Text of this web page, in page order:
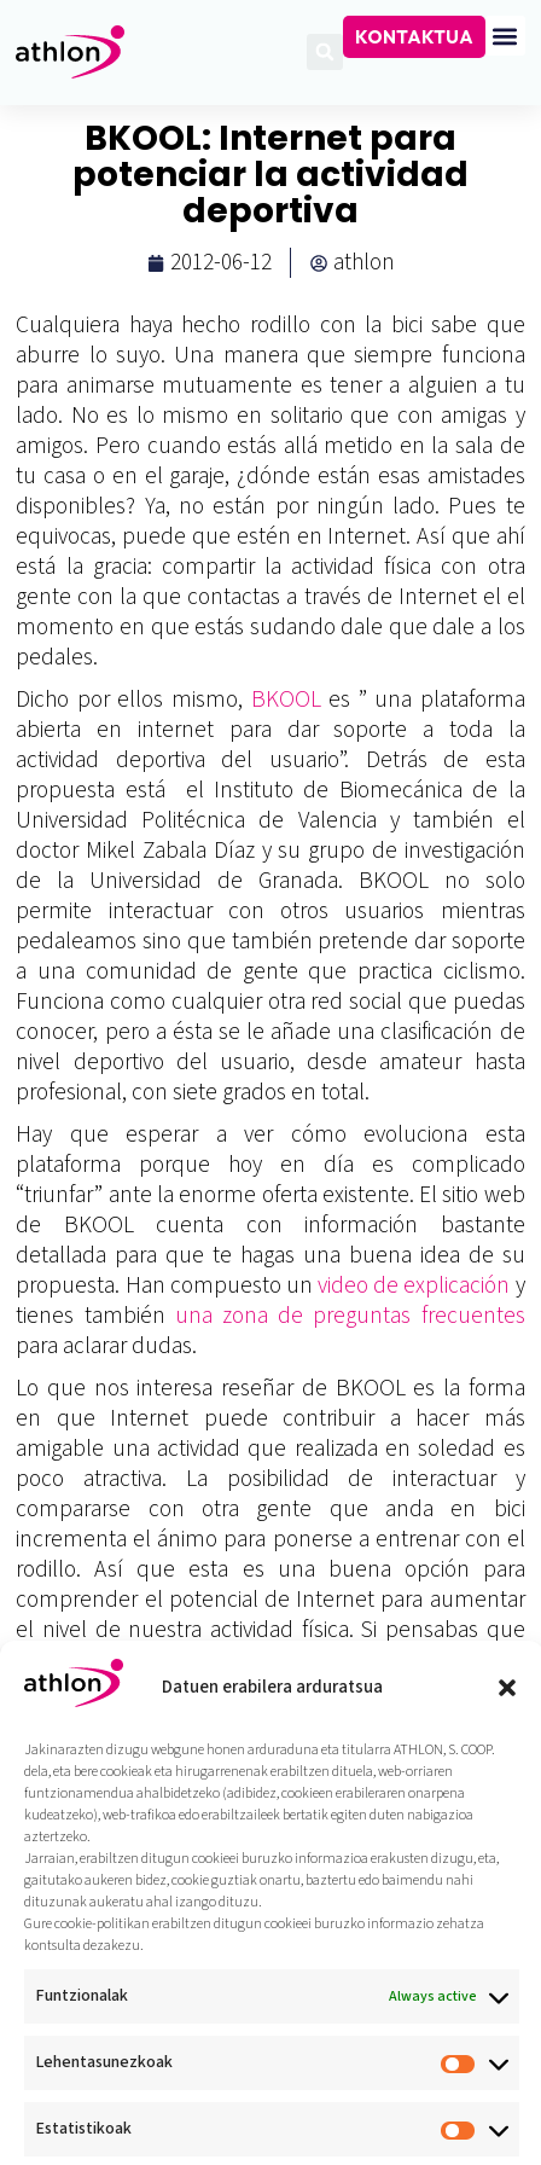
Datuen erabilera arduratsua
Jakinarazten dizugu webgune honen arduraduna eta titularra ATHLON, S. COOP.
dela, eta bere cookieak eta hirugarrenenak erabiltzen dituela, web-orriaren
funtzionamendua ahalbidetzeko (adibidez, cookieen erabileraren onarpena
kudeatzeko), web-trafikoa edo erabiltzaileek bertatik egiten duten nabigazioa
aztertzeko.
Jarraian, erabiltzen ditugun cookieei buruzko informazioa erakusten dizugu, eta,
gaitutako aukeren bidez, cookie guztiak onartu, baztertu edo baimendu nahi
dituzunak aukeratu ahal izango dituzu.
Gure cookie-politikan erabiltzen ditugun cookieei buruzko informazio zehatza
kontsulta dezakezu.
Funtzionalak Always active
Lehentasunezkoak
Estatistikoak
KONTAKTUA
BKOOL: Internet para
potenciar la actividad
deportiva
2012-06-12
athlon
Cualquiera haya hecho rodillo con la bici sabe que
aburre lo suyo. Una manera que siempre funciona
para animarse mutuamente es tener a alguien a tu
lado. No es lo mismo en solitario que con amigas y
amigos. Pero cuando estás allá metido en la sala de
tu casa o en el garaje, ¿dónde están esas amistades
disponibles? Ya, no están por ningún lado. Pues te
equivocas, puede que estén en Internet. Así que ahí
está la gracia: compartir la actividad física con otra
gente con la que contactas a través de Internet el el
momento en que estás sudando dale que dale a los
pedales.
Dicho por ellos mismo, BKOOLes ” una plataforma
abierta en internet para dar soporte a toda la
actividad deportiva del usuario”. Detrás de esta
propuesta está el Instituto de Biomecánica de la
Universidad Politécnica de Valencia y también el
doctor Mikel Zabala Díaz y su grupo de investigación
de la Universidad de Granada. BKOOL no solo
permite interactuar con otros usuarios mientras
pedaleamos sino que también pretende dar soporte
a una comunidad de gente que practica ciclismo.
Funciona como cualquier otra red social que puedas
conocer, pero a ésta se le añade una clasificación de
nivel deportivo del usuario, desde amateur hasta
profesional, con siete grados en total.
Hay que esperar a ver cómo evoluciona esta
plataforma porque hoy en día es complicado
“triunfar” ante la enorme oferta existente. El sitio web
de BKOOL cuenta con información bastante
detallada para que te hagas una buena idea de su
propuesta. Han compuesto unvideo de explicación y
tienes también una zona de preguntas frecuentes
para aclarar dudas.
Lo que nos interesa reseñar de BKOOL es la forma
en que Internet puede contribuir a hacer más
amigable una actividad que realizada en soledad es
poco atractiva. La posibilidad de interactuar y
compararse con otra gente que anda en bici
incrementa el ánimo para ponerse a entrenar con el
rodillo. Así que esta es una buena opción para
comprender el potencial de Internet para aumentar
el nivel de nuestra actividad física. Si pensabas que
Internet era sentarse en el sofá de casa y navegar sin
mover las piernas, te equivocas. Aquí tienes un buen
Más información sobre BKOOL en sufacebook
twitterogoogle+.
osasungarri gisa